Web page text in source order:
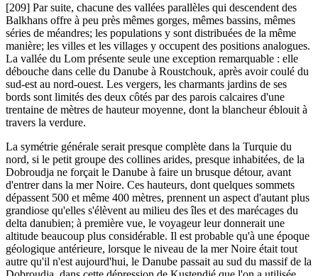
[209] Par suite, chacune des vallées parallèles qui descendent des
Balkhans offre à peu près mêmes gorges, mêmes bassins, mêmes
séries de méandres; les populations y sont distribuées de la même
manière; les villes et les villages y occupent des positions analogues.
La vallée du Lom présente seule une exception remarquable : elle
débouche dans celle du Danube à Roustchouk, après avoir coulé du
sud-est au nord-ouest. Les vergers, les charmants jardins de ses
bords sont limités des deux côtés par des parois calcaires d'une
trentaine de mètres de hauteur moyenne, dont la blancheur éblouit à
travers la verdure.
La symétrie générale serait presque complète dans la Turquie du
nord, si le petit groupe des collines arides, presque inhabitées, de la
Dobroudja ne forçait le Danube à faire un brusque détour, avant
d'entrer dans la mer Noire. Ces hauteurs, dont quelques sommets
dépassent 500 et même 400 mètres, prennent un aspect d'autant plus
grandiose qu'elles s'élèvent au milieu des îles et des marécages du
delta danubien; à première vue, le voyageur leur donnerait une
altitude beaucoup plus considérable. Il est probable qu'à une époque
géologique antérieure, lorsque le niveau de la mer Noire était tout
autre qu'il n'est aujourd'hui, le Danube passait au sud du massif de la